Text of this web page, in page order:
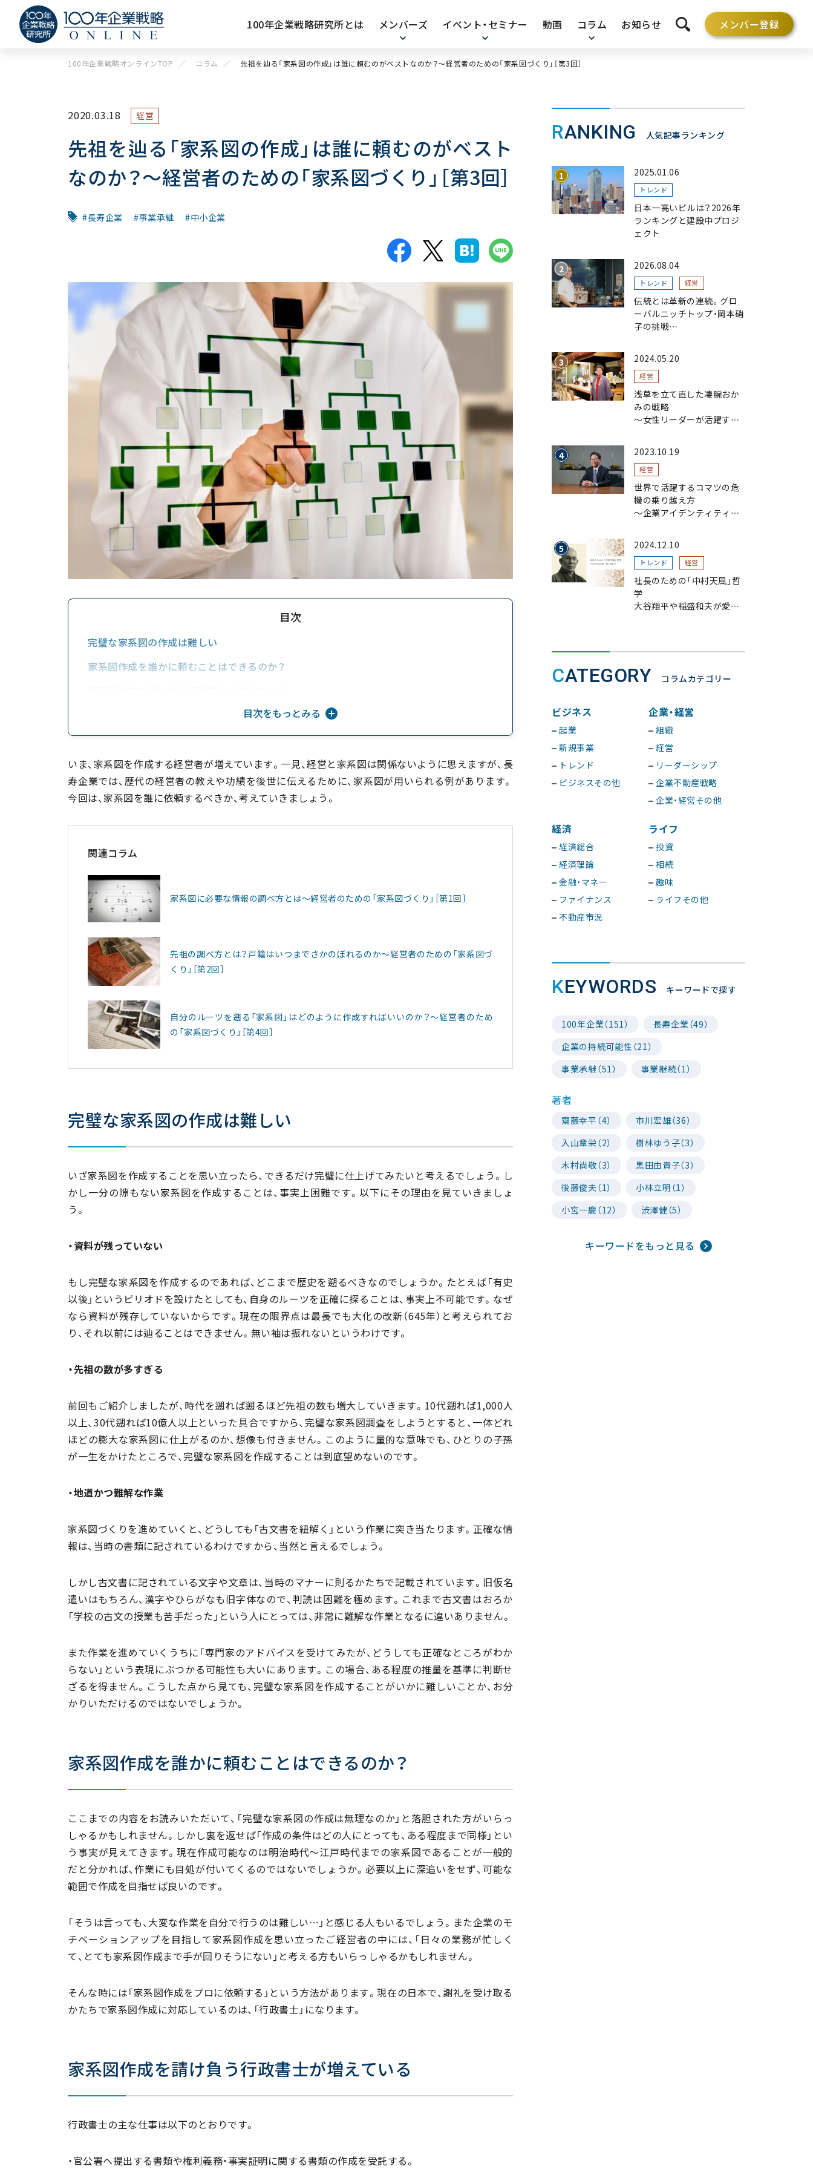
100年企業戦略研究所とは メンバーズ イベント・セミナー 動画 コラム お知らせ 検索を開く メンバー登録
100年企業戦略オンラインTOP コラム 先祖を辿る「家系図の作成」は誰に頼むのがベストなのか？～経営者のための「家系図づくり」［第3回］
2020.03.18 経営
先祖を辿る「家系図の作成」は誰に頼むのがベスト
なのか？～経営者のための「家系図づくり」［第3回］
長寿企業 事業承継 中小企業
目次
完璧な家系図の作成は難しい
家系図作成を誰かに頼むことはできるのか？
家系図作成の依頼先は目的に合わせて目次をもっとみる
いま、家系図を作成する経営者が増えています。一見、経営と家系図は関係ないように思えますが、長
寿企業では、歴代の経営者の教えや功績を後世に伝えるために、家系図が用いられる例があります。
今回は、家系図を誰に依頼するべきか、考えていきましょう。
関連コラム
家系図に必要な情報の調べ方とは～経営者のための「家系図づくり」［第1回］
先祖の調べ方とは？戸籍はいつまでさかのぼれるのか～経営者のための「家系図づ
くり」［第2回］
自分のルーツを遡る「家系図」はどのように作成すればいいのか？～経営者のため
の「家系図づくり」［第4回］
完璧な家系図の作成は難しい
いざ家系図を作成することを思い立ったら、できるだけ完璧に仕上げてみたいと考えるでしょう。し
かし一分の隙もない家系図を作成することは、事実上困難です。以下にその理由を見ていきましょ
う。
・資料が残っていない
もし完璧な家系図を作成するのであれば、どこまで歴史を遡るべきなのでしょうか。たとえば「有史
以後」というピリオドを設けたとしても、自身のルーツを正確に探ることは、事実上不可能です。なぜ
なら資料が残存していないからです。現在の限界点は最長でも大化の改新（645年）と考えられてお
り、それ以前には辿ることはできません。無い袖は振れないというわけです。
・先祖の数が多すぎる
前回もご紹介しましたが、時代を遡れば遡るほど先祖の数も増大していきます。10代遡れば1,000人
以上、30代遡れば10億人以上といった具合ですから、完璧な家系図調査をしようとすると、一体どれ
ほどの膨大な家系図に仕上がるのか、想像も付きません。このように量的な意味でも、ひとりの子孫
が一生をかけたところで、完璧な家系図を作成することは到底望めないのです。
・地道かつ難解な作業
家系図づくりを進めていくと、どうしても「古文書を紐解く」という作業に突き当たります。正確な情
報は、当時の書類に記されているわけですから、当然と言えるでしょう。
しかし古文書に記されている文字や文章は、当時のマナーに則るかたちで記載されています。旧仮名
遣いはもちろん、漢字やひらがなも旧字体なので、判読は困難を極めます。これまで古文書はおろか
「学校の古文の授業も苦手だった」という人にとっては、非常に難解な作業となるに違いありません。
また作業を進めていくうちに「専門家のアドバイスを受けてみたが、どうしても正確なところがわか
らない」という表現にぶつかる可能性も大いにあります。この場合、ある程度の推量を基準に判断せ
ざるを得ません。こうした点から見ても、完璧な家系図を作成することがいかに難しいことか、お分
かりいただけるのではないでしょうか。
家系図作成を誰かに頼むことはできるのか？
ここまでの内容をお読みいただいて、「完璧な家系図の作成は無理なのか」と落胆された方がいらっ
しゃるかもしれません。しかし裏を返せば「作成の条件はどの人にとっても、ある程度まで同様」とい
う事実が見えてきます。現在作成可能なのは明治時代～江戸時代までの家系図であることが一般的
だと分かれば、作業にも目処が付いてくるのではないでしょうか。必要以上に深追いをせず、可能な
範囲で作成を目指せば良いのです。
「そうは言っても、大変な作業を自分で行うのは難しい…」と感じる人もいるでしょう。また企業のモ
チベーションアップを目指して家系図作成を思い立ったご経営者の中には、「日々の業務が忙しく
て、とても家系図作成まで手が回りそうにない」と考える方もいらっしゃるかもしれません。
そんな時には「家系図作成をプロに依頼する」という方法があります。現在の日本で、謝礼を受け取る
かたちで家系図作成に対応しているのは、「行政書士」になります。
家系図作成を請け負う行政書士が増えている
行政書士の主な仕事は以下のとおりです。
・官公署へ提出する書類や権利義務・事実証明に関する書類の作成を受託する。
RANKING 人気記事ランキング
2025.01.06
トレンド
日本一高いビルは？2026年
ランキングと建設中プロジ
ェクト
2026.08.04
トレンド 経営
伝統とは革新の連続。グロ
ーバルニッチトップ・岡本硝
子の挑戦
ラスにこだわり、ガラスを超
える経営戦略～
2024.05.20
経営
浅草を立て直した凄腕おか
みの戦略
〜女性リーダーが活躍する
2023.10.19
経営
世界で活躍するコマツの危
機の乗り越え方
〜企業アイデンティティの
2024.12.10
トレンド 経営
社長のための「中村天風」哲
学
大谷翔平や稲盛和夫が愛読、
CATEGORY コラムカテゴリー
ビジネス
起業
新規事業
トレンド
ビジネスその他
企業・経営
組織
経営
リーダーシップ
企業不動産戦略
企業・経営その他
経済
経済総合
経済理論
金融・マネー
ファイナンス
不動産市況
ライフ
投資
相続
趣味
ライフその他
KEYWORDS キーワードで探す
100年企業（151）
長寿企業（49）
企業の持続可能性（21）
事業承継（51）
事業継続（1）
著者
齋藤幸平（4）
市川宏雄（36）
入山章栄（2）
樹林ゆう子（3）
木村尚敬（3）
黒田由貴子（3）
後藤俊夫（1）
小林立明（1）
小宮一慶（12）
渋澤健（5）
キーワードをもっと見る